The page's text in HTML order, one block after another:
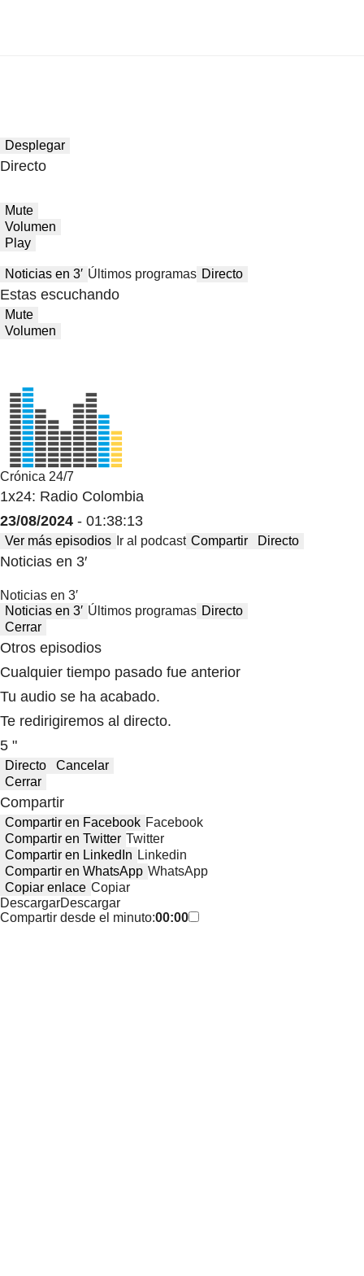
Desplegar
Directo
Mute
Volumen
Play
Noticias en 3′ Últimos programas Directo
Estas escuchando
Mute
Volumen
Crónica 24/7
1x24: Radio Colombia
23/08/2024 - 01:38:13
Ver más episodios Ir al podcast Compartir Directo
Noticias en 3′
Noticias en 3′
Noticias en 3′ Últimos programas Directo
Cerrar
Otros episodios
Cualquier tiempo pasado fue anterior
Tu audio se ha acabado.
Te redirigiremos al directo.
5 "
Directo
Cancelar
Cerrar
Compartir
Compartir en Facebook Facebook
Compartir en Twitter Twitter
Compartir en LinkedIn Linkedin
Compartir en WhatsApp WhatsApp
Copiar enlace Copiar
DescargarDescargar
Compartir desde el minuto:00:00